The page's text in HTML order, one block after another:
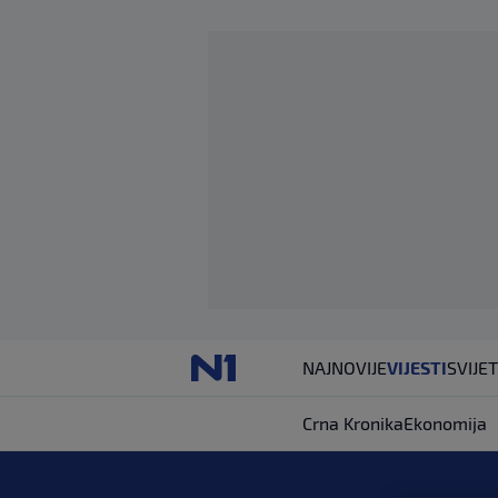
NAJNOVIJEVIJESTISVIJET
Crna KronikaEkonomija